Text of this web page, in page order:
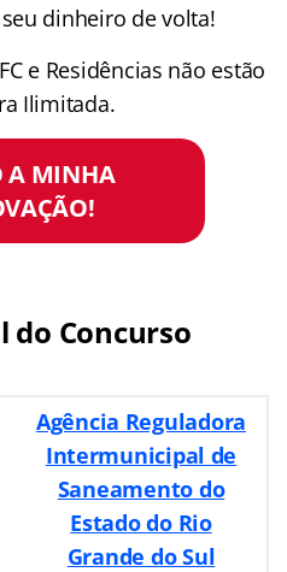
dinheiro de volta!
e Residências não estão
Ilimitada.
A MINHA
do Concurso
Agência Reguladora
Intermunicipal de
Saneamento do
Estado do Rio
Grande do Sul